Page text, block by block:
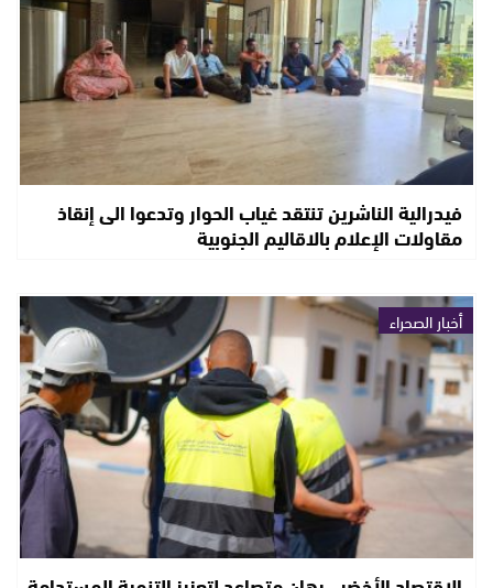
فيدرالية الناشرين تنتقد غياب الحوار وتدعوا الى إنقاذ
مقاولات الإعلام بالاقاليم الجنوبية
أخبار الصحراء